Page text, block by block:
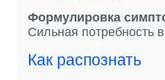
Формулировка
Сильная потребность
Как распознать